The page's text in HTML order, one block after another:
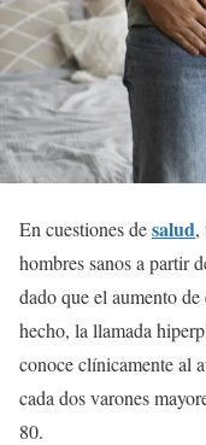
En cuestiones desalud,
hombres sanos a partir
dado que el aumento
hecho, la llamada
conoce clínicamente al
cada dos varones
80.